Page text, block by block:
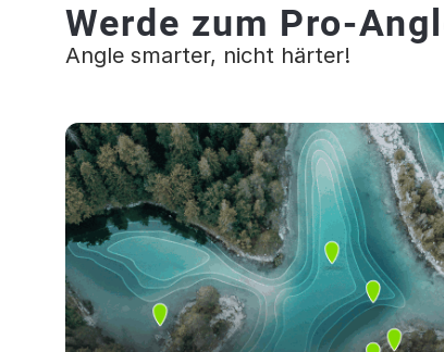
Werde zum Pro-
Angle smarter, nicht härter!